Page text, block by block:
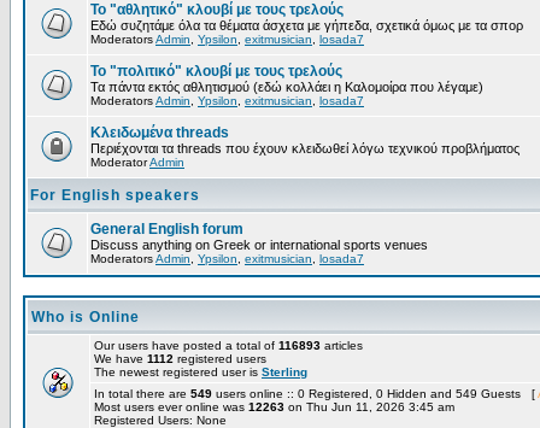
Το "αθλητικό" κλουβί με τους τρελούς
Εδώ συζητάμε όλα τα θέματα άσχετα με γήπεδα, σχετικά όμως με τα σπορ
ModeratorsAdmin Ypsilon exitmusician losada7
Το "πολιτικό" κλουβί με τους τρελούς
Τα πάντα εκτός αθλητισμού (εδώ κολλάει η Καλομοίρα που λέγαμε)
ModeratorsAdmin Ypsilon exitmusician losada7
Κλειδωμένα threads
Περιέχονται τα threads που έχουν κλειδωθεί λόγω τεχνικού προβλήματος
ModeratorAdmin
For English speakers
General English forum
Discuss anything on Greek or international sports venues
ModeratorsAdmin Ypsilon exitmusician losada7
Who is Online
Our users have posted a total of 116893 articles
We have 1112 registered users
The newest registered user is Sterling
In total there are 549 users online :: 0 Registered, 0 Hidden and 549 Guests [
Most users ever online was 12263 on Thu Jun 11, 2026 3:45 am
Registered Users: None